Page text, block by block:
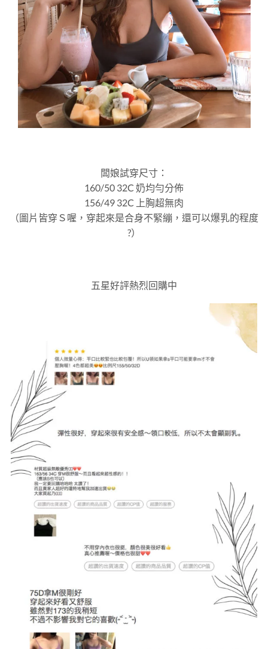
闆娘試穿尺寸：
160/50 32C 奶均勻分佈
156/49 32C 上胸超無肉
（圖片皆穿Ｓ喔，穿起來是合身不緊繃，還可以爆乳的程度
?）
五星好評熱烈回購中